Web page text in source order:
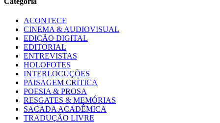
ACONTECE
CINEMA & AUDIOVISUAL
EDIÇÃO DIGITAL
EDITORIAL
ENTREVISTAS
HOLOFOTES
INTERLOCUÇÕES
PAISAGEM CRÍTICA
POESIA & PROSA
RESGATES & MEMÓRIAS
SACADA ACADÊMICA
TRADUÇÃO LIVRE